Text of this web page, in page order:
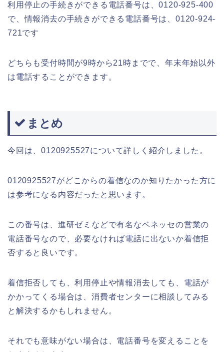
利用停止の手続きができる電話番号は、0120-925-400
で、情報消去の手続きができる電話番号は、0120-924-
721です
どちらも受付時間が9時から21時までで、年末年始以外
は電話することができます。
まとめ
今回は、0120925527について詳しく紹介しました。
0120925527がどこからの着信なのか知りたかった方に
は参考になる内容だったと思います。
この番号は、進研ゼミなどで有名なベネッセの営業の
電話番号なので、必要なければ電話に出ないか着信拒
否すると良いです。
着信拒否しても、利用停止や情報消去しても、電話が
かかってくる場合は、消費者センターに相談してみる
と解決するかもしれません。
それでも意味がない場合は、電話番号を変えることを